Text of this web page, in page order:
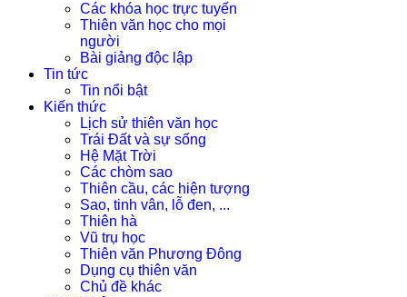
Các khóa học trực tuyến
Thiên văn học cho mọi
người
Bài giảng độc lập
Tin tức
Tin nổi bật
Kiến thức
Lịch sử thiên văn học
Trái Đất và sự sống
Hệ Mặt Trời
Các chòm sao
Thiên cầu, các hiện tượng
Sao, tinh vân, lỗ đen, ...
Thiên hà
Vũ trụ học
Thiên văn Phương Đông
Dụng cụ thiên văn
Chủ đề khác